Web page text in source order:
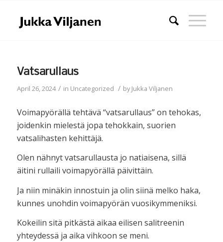
Vatsarullaus
April 26, 2024 / in Uncategorized / byJukka Viljanen
Voimapyörällä tehtävä “vatsarullaus” on tehokas,
joidenkin mielestä jopa tehokkain, suorien
vatsalihasten kehittäjä.
Olen nähnyt vatsarullausta jo natiaisena, sillä
äitini rullaili voimapyörällä päivittäin.
Ja niin minäkin innostuin ja olin siinä melko haka,
kunnes unohdin voimapyörän vuosikymmeniksi.
Kokeilin sitä pitkästä aikaa eilisen salitreenin
yhteydessä ja aika vihkoon se meni.